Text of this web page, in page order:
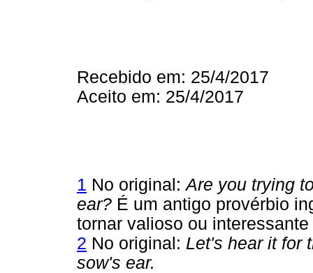
Recebido em: 25/4/2017
Aceito em: 25/4/2017
1 No original:Are you trying
ear? É um antigo provérbio
tornar valioso ou
2 No original: Let's hear it for
sow's ear.